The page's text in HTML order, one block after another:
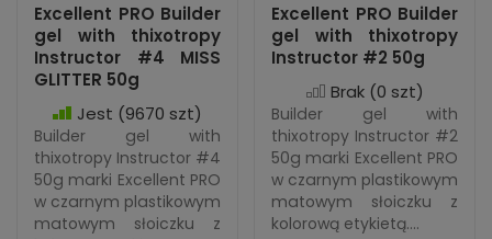
Excellent PRO Builder
gel with thixotropy
Instructor #4 MISS
GLITTER 50g
Jest (9670 szt)
Builder gel with
thixotropy Instructor #4
50g marki Excellent PRO
w czarnym plastikowym
matowym słoiczku z
Excellent PRO Builder
gel with thixotropy
Instructor #2 50g
Brak(0 szt)
Builder gel with
thixotropy Instructor #2
50g marki Excellent PRO
w czarnym plastikowym
matowym słoiczku z
kolorową etykietą....